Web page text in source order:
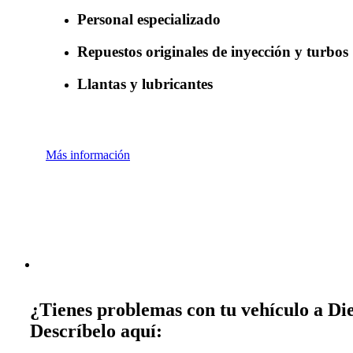
Personal especializado
Repuestos originales de inyección y turbos
Llantas y lubricantes
Más información
¿Tienes problemas con tu vehículo a
Descríbelo aquí: